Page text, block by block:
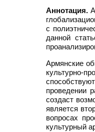
Аннотация.
с
данной
Армянские
культурно-
проведении
создаст
является
вопросах
культурный